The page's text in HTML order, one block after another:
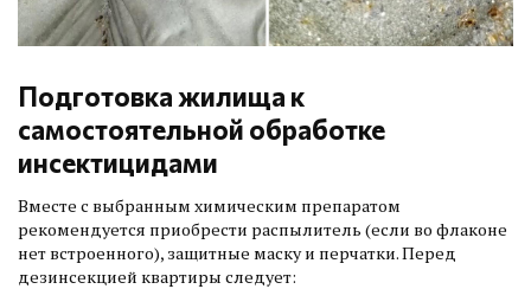
Подготовка жилища к
самостоятельной обработке
инсектицидами
Вместе с выбранным химическим препаратом
рекомендуется приобрести распылитель (если во флаконе
нет встроенного), защитные маску и перчатки. Перед
дезинсекцией квартиры следует: